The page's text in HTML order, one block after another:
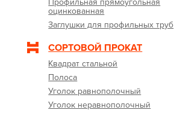
Профильная прямоугольная
оцинкованная
Заглушки для профильных труб
СОРТОВОЙ ПРОКАТ
Квадрат стальной
Полоса
Уголок равнополочный
Уголок неравнополочный